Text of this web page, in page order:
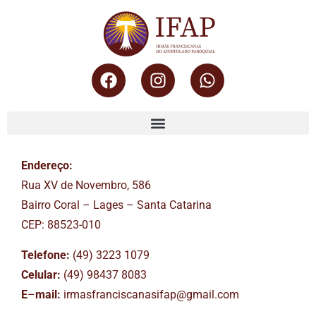
Endereço:
Rua XV de Novembro, 586
Bairro Coral – Lages – Santa Catarina
CEP: 88523-010
Telefone: (49) 3223 1079
Celular: (49) 98437 8083
E–mail: irmasfranciscanasifap@gmail.com